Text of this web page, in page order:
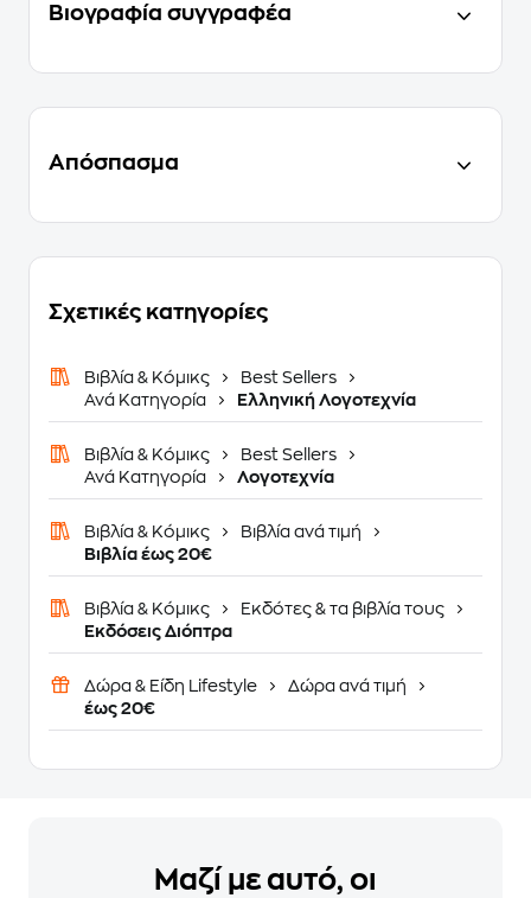
Βιογραφία συγγραφέα
Απόσπασμα
Σχετικές κατηγορίες
Βιβλία & Κόμικς
Best Sellers
Ανά Κατηγορία
Ελληνική Λογοτεχνία
Βιβλία & Κόμικς
Best Sellers
Ανά Κατηγορία
Λογοτεχνία
Βιβλία & Κόμικς
Βιβλία ανά τιμή
Βιβλία έως 20€
Βιβλία & Κόμικς
Εκδότες & τα βιβλία τους
Εκδόσεις Διόπτρα
Δώρα & Είδη Lifestyle
Δώρα ανά τιμή
έως 20€
Μαζί με αυτό, οι